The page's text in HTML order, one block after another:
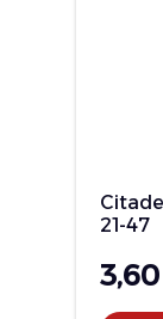
21-47
3,60